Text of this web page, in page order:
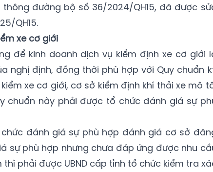
đường bộ số 36/2024/QH15, đã được
QH15.
xe cơ giới
để kinh doanh dịch vụ kiểm định xe cơ giới
nghị định, đồng thời phù hợp với Quy chuẩn
xe cơ giới, cơ sở kiểm định khí thải xe mô
chuẩn này phải được tổ chức đánh giá sự
đánh giá sự phù hợp đánh giá cơ sở
sự phù hợp nhưng chưa đáp ứng được nhu
phải được UBND cấp tỉnh tổ chức kiểm tra